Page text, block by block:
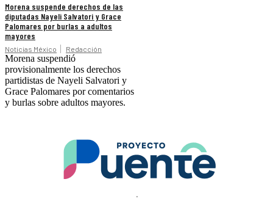
Morena suspende derechos de las
diputadas Nayeli Salvatori y Grace
Palomares por burlas a adultos
mayores
Noticias México Redacción
Morena suspendió
provisionalmente los derechos
partidistas de Nayeli Salvatori y
Grace Palomares por comentarios
y burlas sobre adultos mayores.
.